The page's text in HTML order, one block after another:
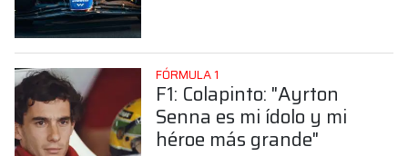
FÓRMULA 1
F1: Colapinto: "Ayrton
Senna es mi ídolo y mi
héroe más grande"